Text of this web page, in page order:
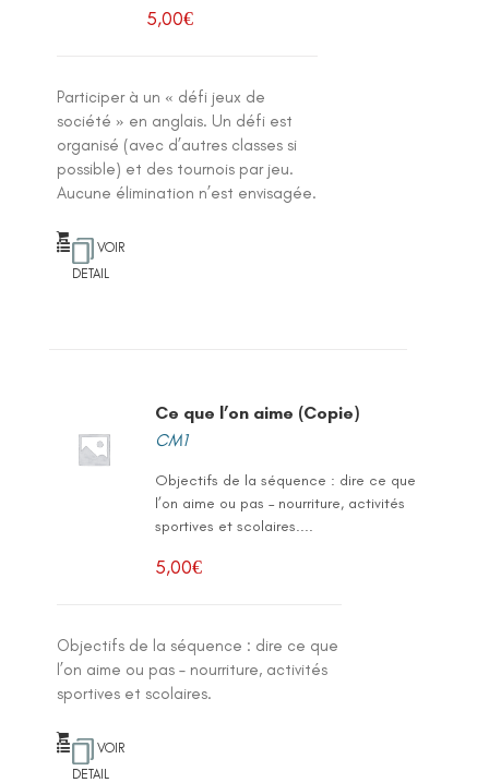
5,00€
Participer à un « défi jeux de
société » en anglais. Un défi est
organisé (avec d’autres classes si
possible) et des tournois par jeu.
Aucune élimination n’est envisagée.
VOIR
DETAIL
Ce que l’on aime (Copie)
CM1
Objectifs de la séquence : dire ce que
l’on aime ou pas – nourriture, activités
sportives et scolaires....
5,00€
Objectifs de la séquence : dire ce que
l’on aime ou pas – nourriture, activités
sportives et scolaires.
VOIR
DETAIL